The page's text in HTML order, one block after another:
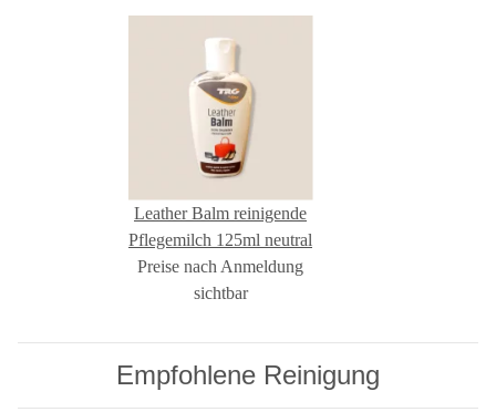
Leather Balm reinigende
Pflegemilch 125ml neutral
Preise nach Anmeldung
sichtbar
Empfohlene Reinigung